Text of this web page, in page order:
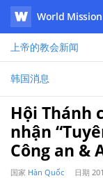
WATV
World
上帝的教会新闻
韩国消息
Hội Thánh
nhận
Công an &
国家 Hàn Quốc 日期